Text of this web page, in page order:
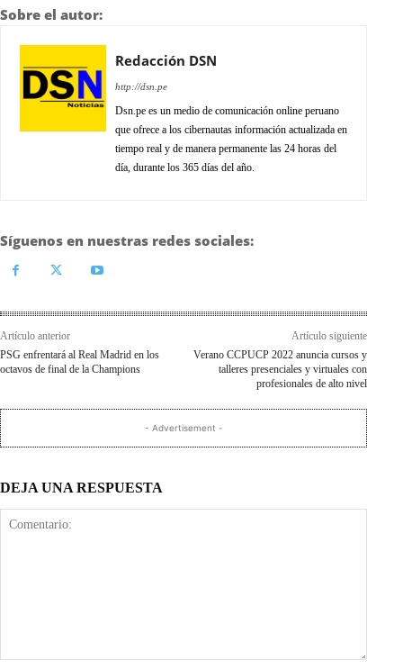
Sobre el autor:
Redacción DSN
http://dsn.pe
Dsn.pe es un medio de comunicación online peruano
que ofrece a los cibernautas información actualizada en
tiempo real y de manera permanente las 24 horas del
día, durante los 365 días del año.
Síguenos en nuestras redes sociales:
Artículo anterior
PSG enfrentará al Real Madrid en los
octavos de final de la Champions
Artículo siguiente
Verano CCPUCP 2022 anuncia cursos y
talleres presenciales y virtuales con
profesionales de alto nivel
- Advertisement -
DEJA UNA RESPUESTA